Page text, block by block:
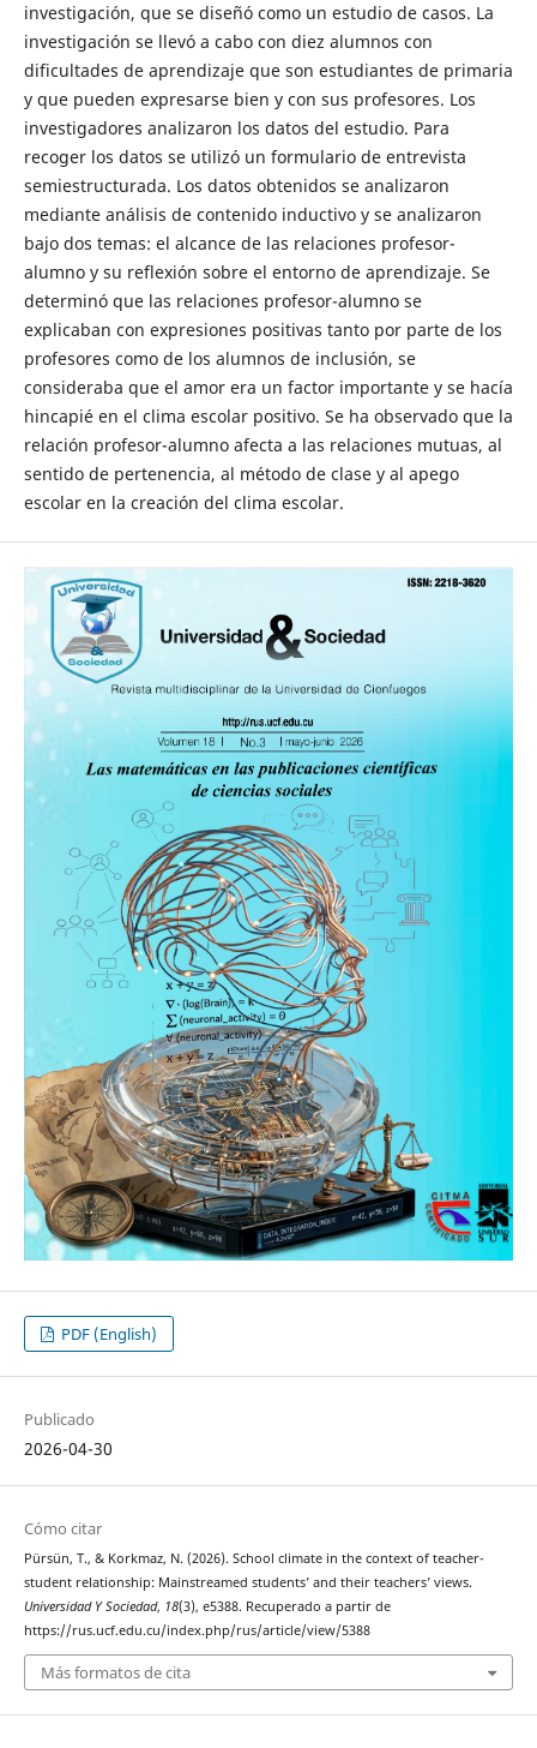
investigación, que se diseñó como un estudio de casos. La
investigación se llevó a cabo con diez alumnos con
dificultades de aprendizaje que son estudiantes de primaria
y que pueden expresarse bien y con sus profesores. Los
investigadores analizaron los datos del estudio. Para
recoger los datos se utilizó un formulario de entrevista
semiestructurada. Los datos obtenidos se analizaron
mediante análisis de contenido inductivo y se analizaron
bajo dos temas: el alcance de las relaciones profesor-
alumno y su reflexión sobre el entorno de aprendizaje. Se
determinó que las relaciones profesor-alumno se
explicaban con expresiones positivas tanto por parte de los
profesores como de los alumnos de inclusión, se
consideraba que el amor era un factor importante y se hacía
hincapié en el clima escolar positivo. Se ha observado que la
relación profesor-alumno afecta a las relaciones mutuas, al
sentido de pertenencia, al método de clase y al apego
escolar en la creación del clima escolar.
PDF (English)
Publicado
2026-04-30
Cómo citar
Pürsün, T., & Korkmaz, N. (2026). School climate in the context of teacher-
student relationship: Mainstreamed students’ and their teachers’ views.
Universidad Y Sociedad, 18(3), e5388. Recuperado a partir de
https://rus.ucf.edu.cu/index.php/rus/article/view/5388
Más formatos de cita